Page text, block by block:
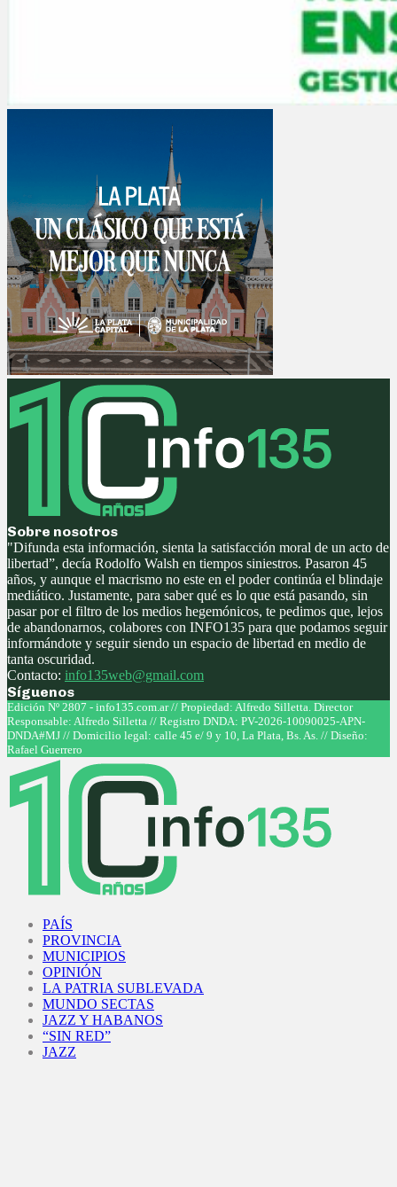
Sobre nosotros
"Difunda esta información, sienta la satisfacción moral de un acto de
libertad”, decía Rodolfo Walsh en tiempos siniestros. Pasaron 45
años, y aunque el macrismo no este en el poder continúa el blindaje
mediático. Justamente, para saber qué es lo que está pasando, sin
pasar por el filtro de los medios hegemónicos, te pedimos que, lejos
de abandonarnos, colabores con INFO135 para que podamos seguir
informándote y seguir siendo un espacio de libertad en medio de
tanta oscuridad.
Contacto: info135web@gmail.com
Síguenos
Facebook
Twitter
Instagram
Youtube
Edición Nº 2807 - info135.com.ar // Propiedad: Alfredo Silletta. Director
Responsable: Alfredo Silletta // Registro DNDA: PV-2026-10090025-APN-
DNDA#MJ // Domicilio legal: calle 45 e/ 9 y 10, La Plata, Bs. As. // Diseño:
Rafael Guerrero
PAÍS
PROVINCIA
MUNICIPIOS
OPINIÓN
LA PATRIA SUBLEVADA
MUNDO SECTAS
JAZZ Y HABANOS
“SIN RED”
JAZZ